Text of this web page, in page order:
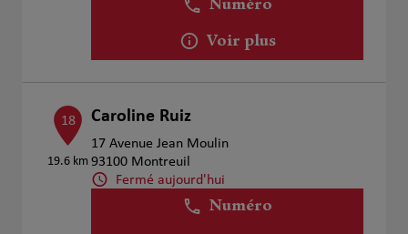
Numéro
Voir plus
18
19.6 km
Caroline Ruiz
17 Avenue Jean Moulin
93100 Montreuil
Fermé aujourd'hui
Numéro